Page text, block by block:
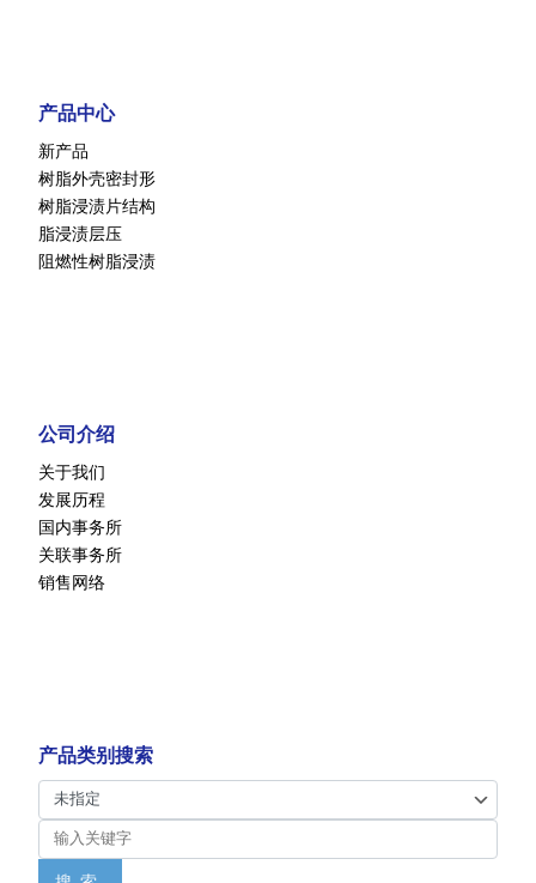
产品中心
新产品
树脂外壳密封形
树脂浸渍片结构
脂浸渍层压
阻燃性树脂浸渍
公司介绍
关于我们
发展历程
国内事务所
关联事务所
销售网络
产品类别搜索